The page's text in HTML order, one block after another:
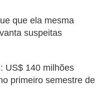
que ela mesma
suspeitas
US$ 140 milhões
primeiro semestre de